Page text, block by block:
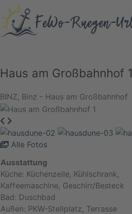
Haus am Großbahnhof 1
BINZ, Binz - Haus am Großbahnhof
Alle Fotos
Ausstattung
Küche: Küchenzeile, Kühlschrank,
Kaffeemaschine, Geschirr/Besteck
Bad:
Außen: PKW-Stellplatz, Terrasse